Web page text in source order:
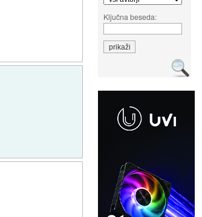
Ključna beseda: